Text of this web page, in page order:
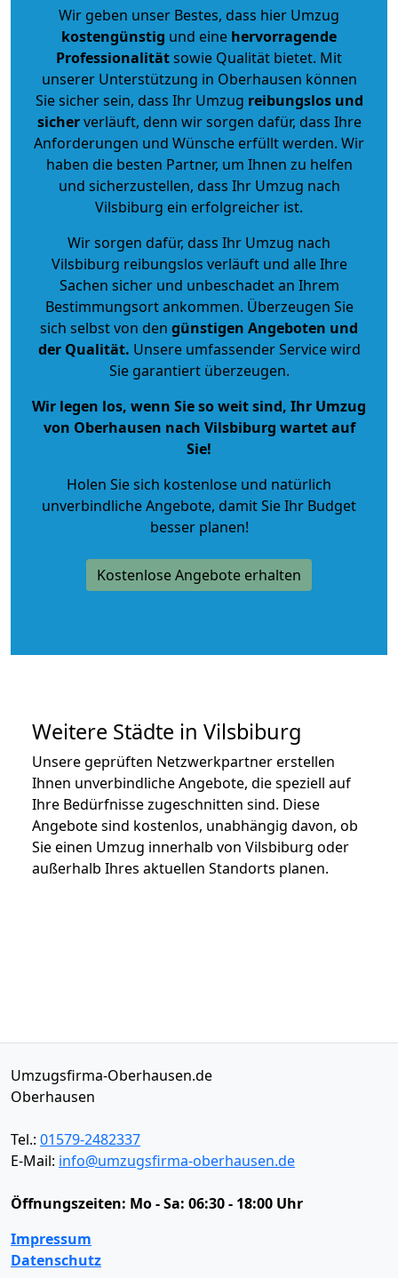
Wir geben unser Bestes, dass hier Umzug
kostengünstig und eine hervorragende
Professionalitätsowie Qualität bietet. Mit
unserer Unterstützung in Oberhausen können
Sie sicher sein, dass Ihr Umzug reibungslos und
sicherverläuft, denn wir sorgen dafür, dass Ihre
Anforderungen und Wünsche erfüllt werden. Wir
haben die besten Partner, um Ihnen zu helfen
und sicherzustellen, dass Ihr Umzug nach
Vilsbiburg ein erfolgreicher ist.
Wir sorgen dafür, dass Ihr Umzug nach
Vilsbiburg reibungslos verläuft und alle Ihre
Sachen sicher und unbeschadet an Ihrem
Bestimmungsort ankommen. Überzeugen Sie
sich selbst von den günstigen Angeboten und
der Qualität. Unsere umfassender Service wird
Sie garantiert überzeugen.
Wir legen los, wenn Sie so weit sind, Ihr Umzug
von Oberhausen nach Vilsbiburg wartet auf
Sie!
Holen Sie sich kostenlose und natürlich
unverbindliche Angebote, damit Sie Ihr Budget
besser planen!
Kostenlose Angebote erhalten
Weitere Städte in Vilsbiburg
Unsere geprüften Netzwerkpartner erstellen
Ihnen unverbindliche Angebote, die speziell auf
Ihre Bedürfnisse zugeschnitten sind. Diese
Angebote sind kostenlos, unabhängig davon, ob
Sie einen Umzug innerhalb von Vilsbiburg oder
außerhalb Ihres aktuellen Standorts planen.
Umzugsfirma-Oberhausen.de
Oberhausen
Tel.: 01579-2482337
E-Mail: info@umzugsfirma-oberhausen.de
Öffnungszeiten: Mo - Sa: 06:30 - 18:00 Uhr
Impressum
Datenschutz